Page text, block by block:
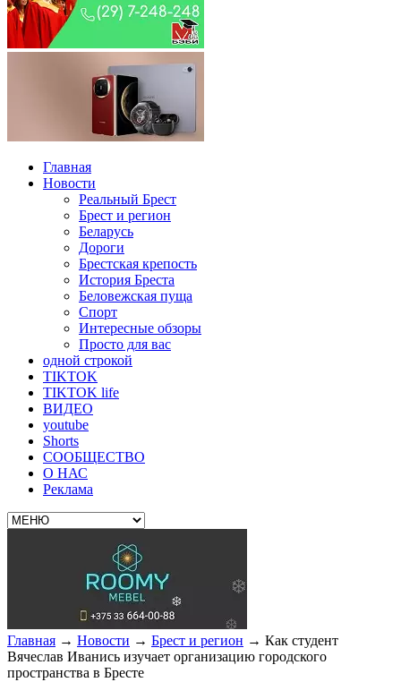
Главная
Новости
Реальный Брест
Брест и регион
Беларусь
Дороги
Брестская крепость
История Бреста
Беловежская пуща
Спорт
Интересные обзоры
Просто для вас
одной строкой
TIKTOK
TIKTOK life
ВИДЕО
youtube
Shorts
СООБЩЕСТВО
О НАС
Реклама
Главная → Новости → Брест и регион → Как студент
Вячеслав Иванись изучает организацию городского
пространства в Бресте